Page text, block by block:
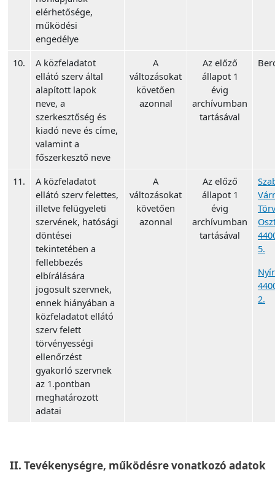
elérhetősége,
működési
engedélye
10.
A közfeladatot
ellátó szerv által
alapított lapok
neve, a
szerkesztőség és
kiadó neve és címe,
valamint a
főszerkesztő neve
A
változásokat
követően
azonnal
Az előző
állapot 1
évig
archívumban
tartásával
11.
A közfeladatot
ellátó szerv felettes,
illetve felügyeleti
szervének, hatósági
döntései
tekintetében a
fellebbezés
elbírálására
jogosult szervnek,
ennek hiányában a
közfeladatot ellátó
szerv felett
törvényességi
ellenőrzést
gyakorló szervnek
az 1.pontban
meghatározott
adatai
A
változásokat
követően
azonnal
Az előző
állapot 1
évig
archívumban
tartásával
5.
2.
II. Tevékenységre, működésre vonatkozó adatok